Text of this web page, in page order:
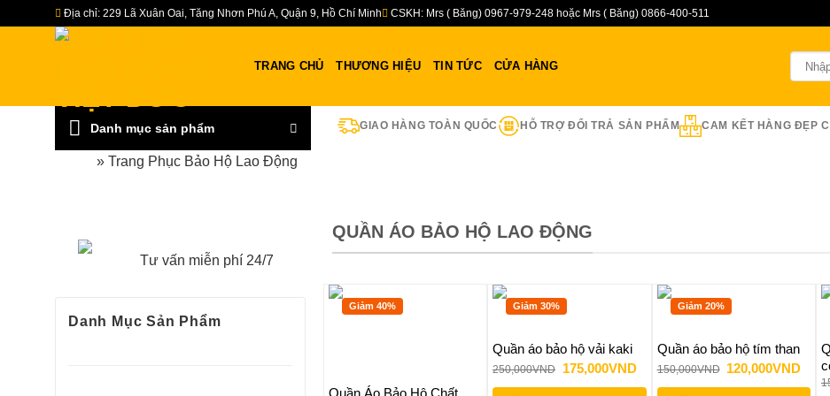
Địa chỉ: 229 Lã Xuân Oai, Tăng Nhơn Phú A, Quận 9, Hồ Chí Minh CSKH: Mrs ( Băng) 0967-979-248 hoặc Mrs ( Băng) 0866-400-511
TRANG CHỦ THƯƠNG HIỆU TIN TỨC CỬA HÀNG
Danh mục sản phẩm GIAO HÀNG TOÀN QUỐC HỖ TRỢ ĐỔI TRẢ SẢN PHẨM CAM KẾT HÀNG ĐẸP
» Trang Phục Bảo Hộ Lao Động
Tư vấn miễn phí 24/7
Danh Mục Sản Phẩm
QUẦN ÁO BẢO HỘ LAO ĐỘNG
Giảm 40% Giảm 30%
Quần áo bảo hộ vải kaki
250,000VND
Giá
là:
175,000VNDGiá
tại
Giảm 20%
Quần áo bảo hộ tím than
150,000VND
Giá
là:
120,000VNDGiá
hiện
tại